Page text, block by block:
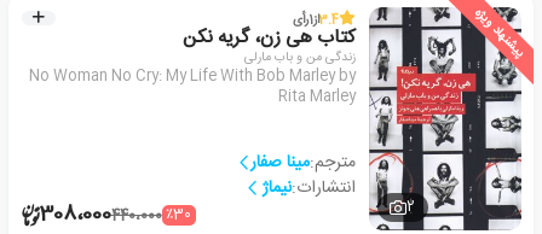
پیشنهاد ویژه
2
3.4از1رأی
کتاب هی زن، گریه نکن
زندگی من و باب مارلی
No Woman No Cry: My Life With Bob Marley by
Rita Marley
مترجم:مینا صفار
انتشارات:نیماژ
٪30440،000308،000